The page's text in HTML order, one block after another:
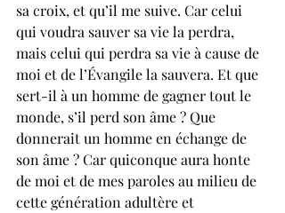
sa croix, et qu’il me suive. Car celui
qui voudra sauver sa vie la perdra,
mais celui qui perdra sa vie à cause de
moi et de l’Évangile la sauvera. Et que
sert-il à un homme de gagner tout le
monde, s’il perd son âme ? Que
donnerait un homme en échange de
son âme ? Car quiconque aura honte
de moi et de mes paroles au milieu de
cette génération adultère et